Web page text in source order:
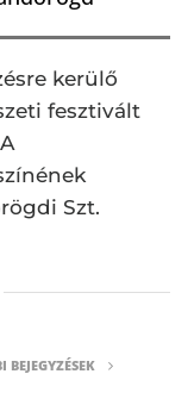
kerülő
fesztivált
Szt.
BEJEGYZÉSEK